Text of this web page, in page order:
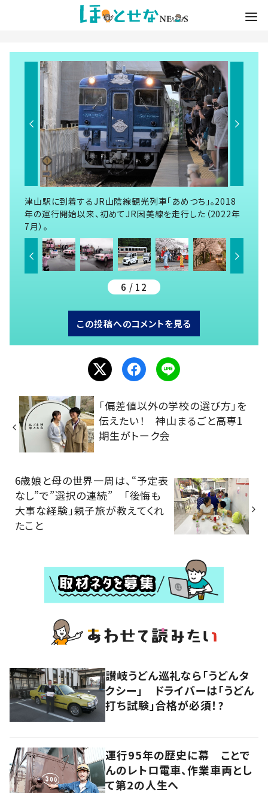
津山駅に到着するJR山陰線観光列車「あめつち」。2018
年の運行開始以来、初めてJR因美線を走行した（2022年
7月）。
6 / 12
この投稿へのコメントを見る
「偏差値以外の学校の選び方」を
伝えたい！ 神山まるごと高専1
期生がトーク会
6歳娘と母の世界一周は、“予定表
なし”で”選択の連続” 「後悔も
大事な経験」親子旅が教えてくれ
たこと
讃岐うどん巡礼なら「うどんタ
クシー」 ドライバーは「うどん
打ち試験」合格が必須！?
運行95年の歴史に幕 ことで
んのレトロ電車、作業車両とし
て第2の人生へ